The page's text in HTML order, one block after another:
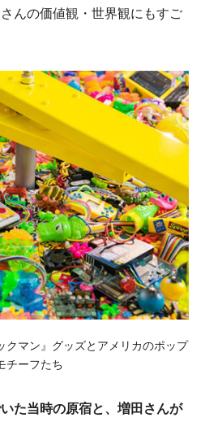
んの価値観・世界観にもすご
クマン』グッズとアメリカのポップ
チーフたち
た当時の原宿と、増田さんが